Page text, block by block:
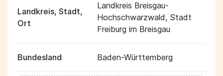
Landkreis, Stadt,
Ort
Landkreis Breisgau-
Hochschwarzwald, Stadt
Freiburg im Breisgau
Bundesland Baden-Württemberg